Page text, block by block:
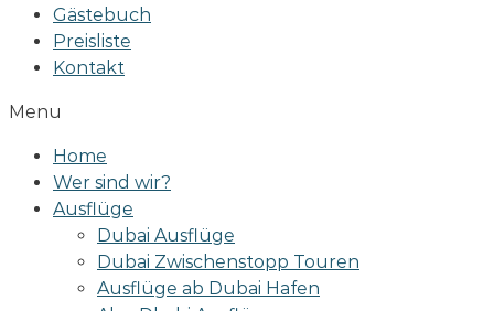
Gästebuch
Preisliste
Kontakt
Menu
Home
Wer sind wir?
Ausflüge
Dubai Ausflüge
Dubai Zwischenstopp Touren
Ausflüge ab Dubai Hafen